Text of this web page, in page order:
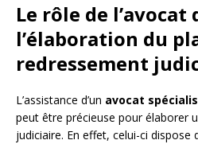
Le rôle de l’avocat
l’élaboration du
redressement
L’assistance d’un avocat
peut être précieuse pour élaborer
judiciaire. En effet, celui-ci